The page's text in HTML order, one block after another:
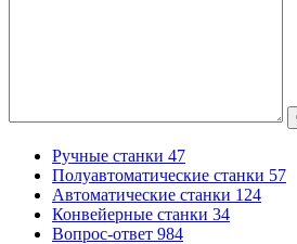
Ручные станки 47
Полуавтоматические станки 57
Автоматические станки 124
Конвейерные станки 34
Вопрос-ответ 984